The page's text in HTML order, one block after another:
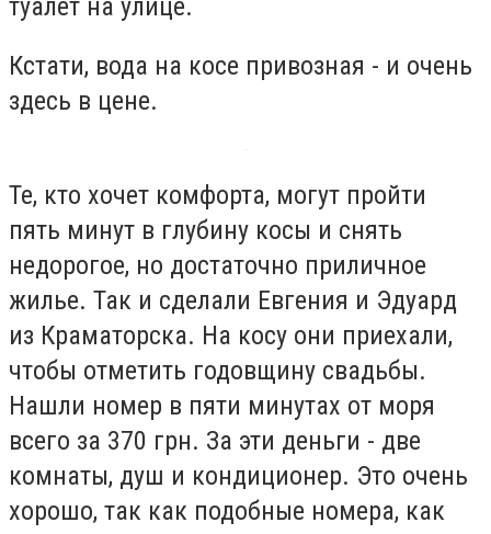
туалет на улице.
Кстати, вода на косе привозная - и очень
здесь в цене.
Те, кто хочет комфорта, могут пройти
пять минут в глубину косы и снять
недорогое, но достаточно приличное
жилье. Так и сделали Евгения и Эдуард
из Краматорска. На косу они приехали,
чтобы отметить годовщину свадьбы.
Нашли номер в пяти минутах от моря
всего за 370 грн. За эти деньги - две
комнаты, душ и кондиционер. Это очень
хорошо, так как подобные номера, как